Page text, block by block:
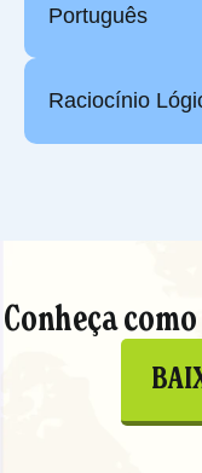
Português
Raciocínio
Conheça como